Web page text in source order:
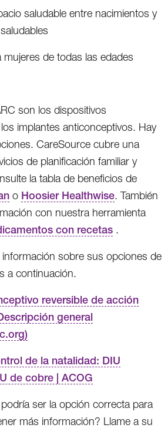
saludable entre nacimientos y
mujeres de todas las edades
son los dispositivos
implantes anticonceptivos. Hay
CareSource cubre una
de planificación familiar y
la tabla de beneficios de
o Hoosier Healthwise. También
con nuestra herramienta
con recetas .
sobre sus opciones de
a continuación.
reversible de acción
general
de la natalidad: DIU
de cobre | ACOG
ser la opción correcta para
más información? Llame a su